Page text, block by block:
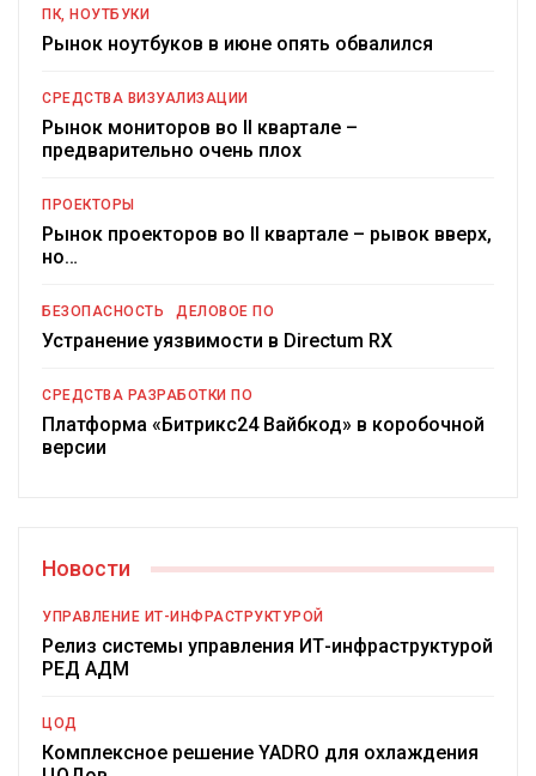
ПК, НОУТБУКИ
Рынок ноутбуков в июне опять обвалился
СРЕДСТВА ВИЗУАЛИЗАЦИИ
Рынок мониторов во II квартале –
предварительно очень плох
ПРОЕКТОРЫ
Рынок проекторов во II квартале – рывок вверх,
но…
БЕЗОПАСНОСТЬ ДЕЛОВОЕ ПО
Устранение уязвимости в Directum RX
СРЕДСТВА РАЗРАБОТКИ ПО
Платформа «Битрикс24 Вайбкод» в коробочной
версии
Новости
УПРАВЛЕНИЕ ИТ-ИНФРАСТРУКТУРОЙ
Релиз системы управления ИТ-инфраструктурой
РЕД АДМ
ЦОД
Комплексное решение YADRO для охлаждения